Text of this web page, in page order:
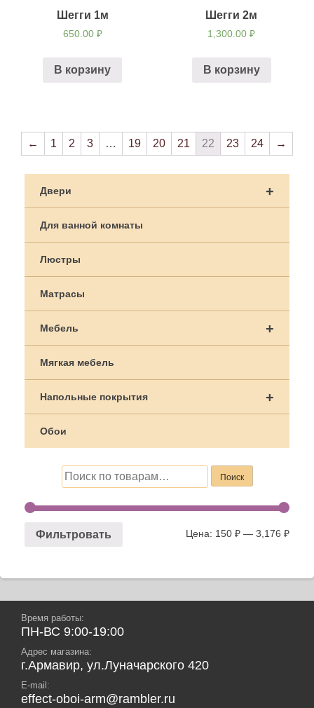
+
Двери
Для ванной комнаты
Люстры
Матрасы
+
Мебель
Мягкая мебель
+
Напольные покрытия
Обои
Искать: Поиск
Фильтровать Цена: 150 ₽ — 3,176 ₽
Шегги 1м
650.00 ₽
В корзину
Шегги 2м
1,300.00₽
В корзину
← 1 2 3 … 19 20 21 22 23 24 →
Время работы:
ПН-ВС 9:00-19:00
Адрес магазина:
г.Армавир, ул.Луначарского 420
E-mail:
effect-oboi-arm@rambler.ru